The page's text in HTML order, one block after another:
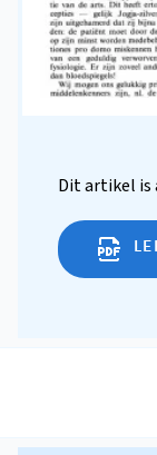
Dit artikel is